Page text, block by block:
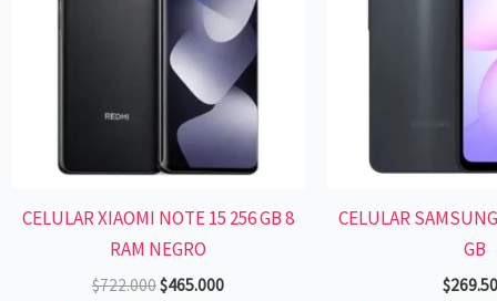
CELULAR XIAOMI NOTE 15 256 GB 8
RAM NEGRO
$722.000$465.000
CELULAR
GB
$